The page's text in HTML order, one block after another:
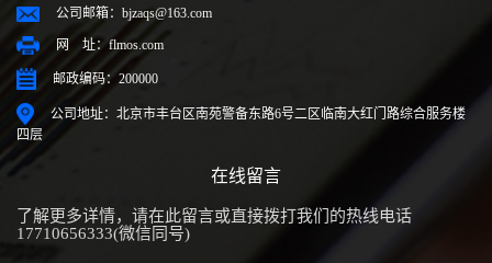
公司邮箱：bjzaqs@163.com
网 址：flmos.com
邮政编码：200000
公司地址：北京市丰台区南苑警备东路6号二区临南大红门路综合服务楼
四层
在线留言
了解更多详情，请在此留言或直接拨打我们的热线电话
17710656333(微信同号)